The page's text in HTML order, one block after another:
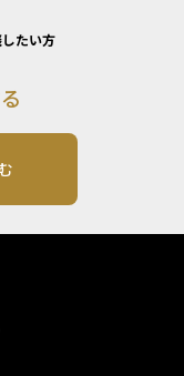
たい方